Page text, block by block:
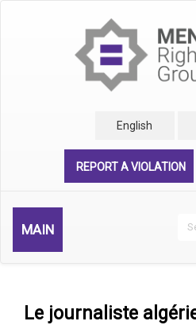
English
REPORT A VIOLATION
MAIN
Le journaliste